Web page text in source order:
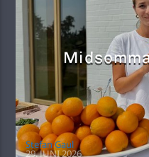
Stefan Gaul
29. JUNI 2026